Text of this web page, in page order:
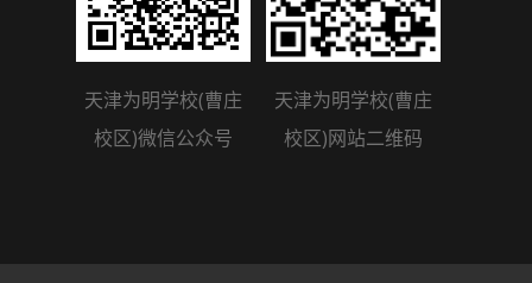
天津为明学校(曹庄
校区)微信公众号
天津为明学校(曹庄
校区)网站二维码